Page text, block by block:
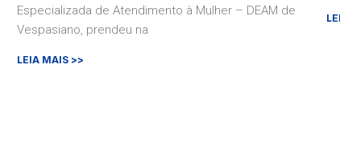
Especializada de Atendimento à Mulher – DEAM de
Vespasiano, prendeu na
LEIA MAIS >>